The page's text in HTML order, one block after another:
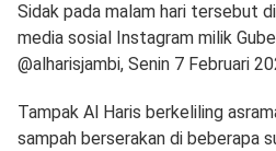
Sidak pada malam hari tersebut
media sosial Instagram milik
@alharisjambi, Senin 7 Februari
Tampak Al Haris berkeliling
sampah berserakan di beberapa